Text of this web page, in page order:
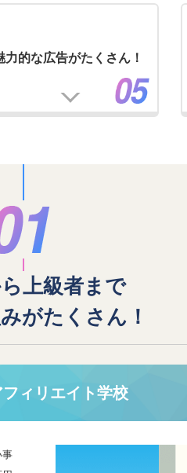
力的な広告がたくさん！
上級者まで
がたくさん！
ィリエイト学校
事